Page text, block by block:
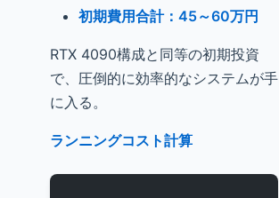
初期費用合計：45～60万円
RTX 4090構成と同等の初期投資
で、圧倒的に効率的なシステムが手
に入る。
ランニングコスト計算